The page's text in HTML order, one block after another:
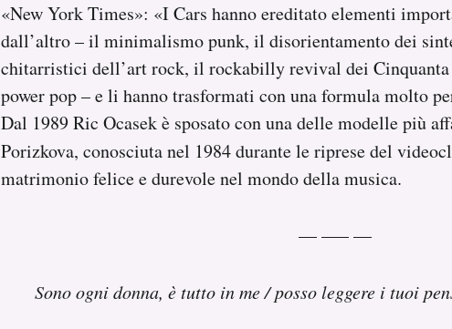
«New York Times»: «I Cars hanno ereditato elementi
dall’altro – il minimalismo punk, il disorientamento dei
chitarristici dell’art rock, il rockabilly revival dei
power pop – e li hanno trasformati con una formula molto
Dal 1989 Ric Ocasek è sposato con una delle modelle più
Porizkova, conosciuta nel 1984 durante le riprese del
matrimonio felice e durevole nel mondo della musica.
— —– —
Sono ogni donna, è tutto in me / posso leggere i tuoi